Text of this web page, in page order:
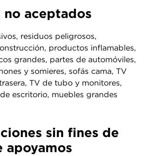
aceptados
residuos peligrosos,
productos inflamables,
grandes, partes de automóviles,
y somieres, sofás cama, TV
TV de tubo y monitores,
escritorio, muebles grandes
sin fines de
apoyamos